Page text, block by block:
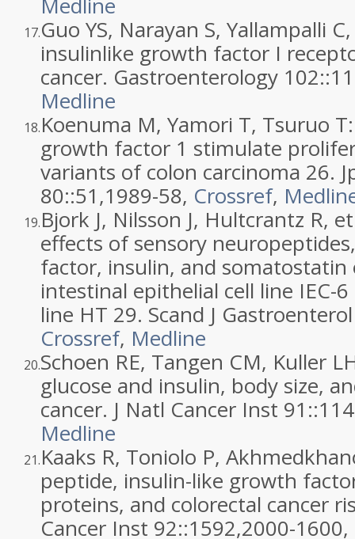
17.Guo YS, Narayan S, Yallampalli
insulinlike growth factor I
cancer. Gastroenterology 102::
Medline
18.Koenuma M, Yamori T, Tsuruo
growth factor 1 stimulate
variants of colon carcinoma 26.
80::51,1989-58, Crossref,
19.Bjork J, Nilsson J, Hultcrantz R,
effects of sensory
factor, insulin, and
intestinal epithelial cell line IEC-
line HT 29. Scand J
Crossref, Medline
20.Schoen RE, Tangen CM, Kuller
glucose and insulin, body size,
cancer. J Natl Cancer Inst 91::
Medline
21.Kaaks R, Toniolo P,
peptide, insulin-like growth
proteins, and colorectal cancer
Cancer Inst 92::1592,2000-1600,